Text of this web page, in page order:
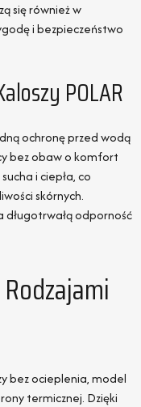
się również w
i bezpieczeństwo
POLAR
ochronę przed wodą
bez obaw o komfort
i ciepła, co
skórnych.
długotrwałą odporność
bez ocieplenia, model
termicznej. Dzięki